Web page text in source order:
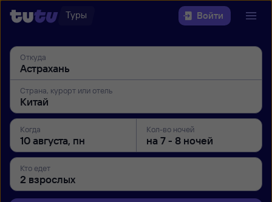
Туры Войти
Откуда
Страна, курорт или отель
Когда Кол-во ночей
Кто едет